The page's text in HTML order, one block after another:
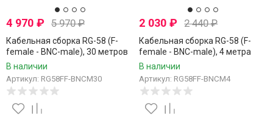
4 970 ₽ 5 970₽
Кабельная сборка RG-58 (F-
female - BNC-male), 30 метров
В наличии
Артикул: RG58FF-BNCM30
2 030₽ 2 440₽
Кабельная сборка RG-58 (F-
female - BNC-male), 4 метра
В наличии
Артикул: RG58FF-BNCM4